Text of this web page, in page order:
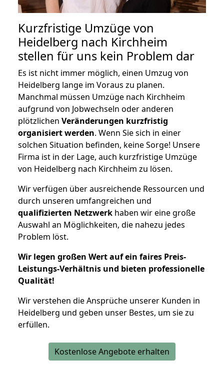
Kurzfristige Umzüge von
Heidelberg nach Kirchheim
stellen für uns kein Problem dar
Es ist nicht immer möglich, einen Umzug von
Heidelberg lange im Voraus zu planen.
Manchmal müssen Umzüge nach Kirchheim
aufgrund von Jobwechseln oder anderen
plötzlichen Veränderungen kurzfristig
organisiert werden. Wenn Sie sich in einer
solchen Situation befinden, keine Sorge! Unsere
Firma ist in der Lage, auch kurzfristige Umzüge
von Heidelberg nach Kirchheim zu lösen.
Wir verfügen über ausreichende Ressourcen und
durch unseren umfangreichen und
qualifizierten Netzwerk haben wir eine große
Auswahl an Möglichkeiten, die nahezu jedes
Problem löst.
Wir legen großen Wert auf ein faires Preis-
Leistungs-Verhältnis und bieten professionelle
Qualität!
Wir verstehen die Ansprüche unserer Kunden in
Heidelberg und geben unser Bestes, um sie zu
erfüllen.
Kostenlose Angebote erhalten